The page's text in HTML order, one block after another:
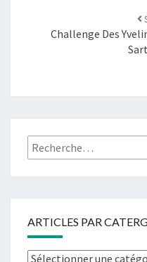
Challenge Des
ARTICLES PAR